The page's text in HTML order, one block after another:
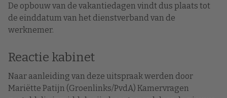
De opbouw van de vakantiedagen vindt dus plaats tot
de einddatum van het dienstverband van de
werknemer.
Reactie kabinet
Naar aanleiding van deze uitspraak werden door
Mariëtte Patijn (Groenlinks/PvdA) Kamervragen